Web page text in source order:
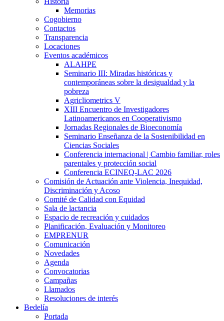
Memorias
Cogobierno
Contactos
Transparencia
Locaciones
Eventos académicos
ALAHPE
Seminario III: Miradas históricas y
contemporáneas sobre la desigualdad y la
pobreza
Agricliometrics V
XIII Encuentro de Investigadores
Latinoamericanos en Cooperativismo
Jornadas Regionales de Bioeconomía
Seminario Enseñanza de la Sostenibilidad en
Ciencias Sociales
Conferencia internacional | Cambio familiar, roles
parentales y protección social
Conferencia ECINEQ-LAC 2026
Comisión de Actuación ante Violencia, Inequidad,
Discriminación y Acoso
Comité de Calidad con Equidad
Sala de lactancia
Espacio de recreación y cuidados
Planificación, Evaluación y Monitoreo
EMPRENUR
Comunicación
Novedades
Agenda
Convocatorias
Campañas
Llamados
Resoluciones de interés
Bedelía
Portada